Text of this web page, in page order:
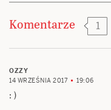
Komentarze 1
OZZY
14 WRZEŚNIA 2017
19:06
: )